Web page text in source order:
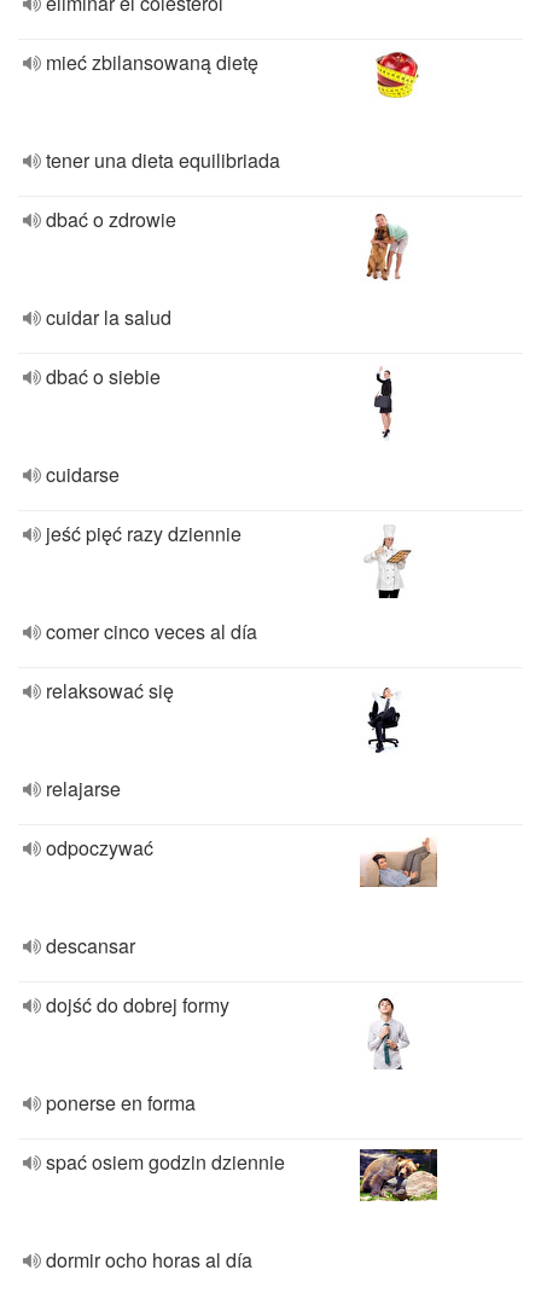
mieć zbilansowaną dietę
tener una dieta equilibriada
dbać o zdrowie
cuidar la salud
dbać o siebie
cuidarse
jeść pięć razy dziennie
comer cinco veces al día
relaksować się
relajarse
odpoczywać
descansar
dojść do dobrej formy
ponerse en forma
spać osiem godzin dziennie
dormir ocho horas al día